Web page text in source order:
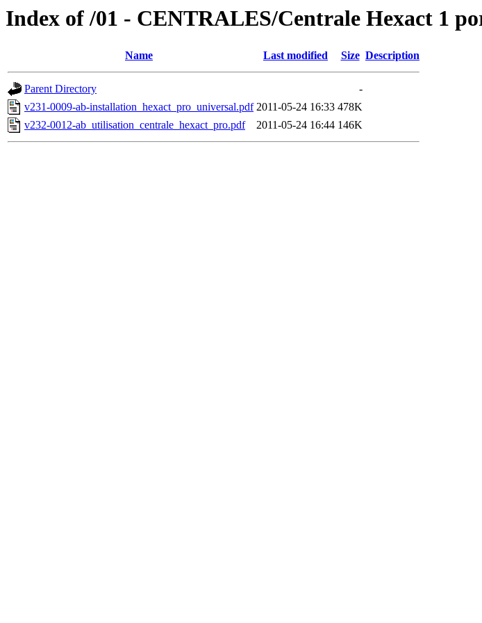
Index of /01 - CENTRALES/Centrale Hexact 1
Name Last modified Size Description
Parent Directory
-
v231-0009-ab-installation_hexact_pro_universal.pdf 2011-05-24 16:33 478K
v232-0012-ab_utilisation_centrale_hexact_pro.pdf
2011-05-24 16:44 146K